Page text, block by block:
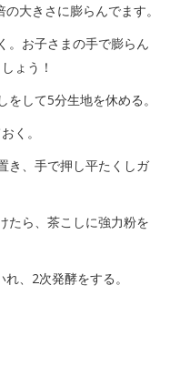
大きさに膨らんでます。
お子さまの手で膨らん
ょう！
して5分生地を休める。
く。
、手で押し平たくしガ
ら、茶こしに強力粉を
、2次発酵をする。